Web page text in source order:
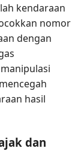
kendaraan
nomor
dengan
hasil
dan